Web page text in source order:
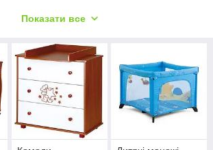
Показати все